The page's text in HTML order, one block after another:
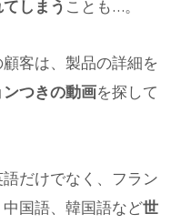
しまう ことも…。
客は、製品の詳細を
つきの動画を探して
だけでなく、フラン
国語、韓国語など世